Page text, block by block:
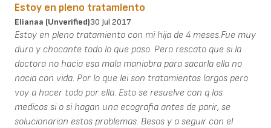
Estoy en pleno tratamiento
Elianaa (unverified)30 Jul 2017
Estoy en pleno tratamiento con mi hija de 4 meses.Fue muy
duro y chocante todo lo que paso. Pero rescato que si la
doctora no hacia esa mala maniobra para sacarla ella no
nacia con vida. Por lo que lei son tratamientos largos pero
voy a hacer todo por ella. Esto se resuelve con q los
medicos si o si hagan una ecografia antes de parir, se
solucionarian estos problemas. Besos y a seguir con el